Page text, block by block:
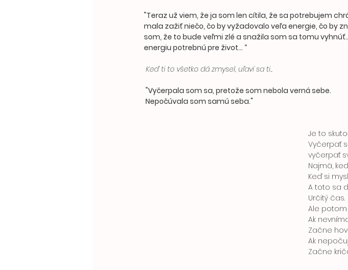
"Teraz už viem, že ja som len cítila, že sa potrebujem
mala zažiť niečo, čo by vyžadovalo veľa energie, čo by
som, že to bude veľmi zlé a snažila som sa tomu
energiu potrebnú pre život... “
Keď ti to všetko dá zmysel, uľaví sa ti..
"Vyčerpala som sa, pretože som nebola verná sebe.
Nepočúvala som samú seba."
Je to
Vyčerpať
vyčerpať
Najmä,
Keď si
A toto sa
Určitý čas.
Ale
Ak
Začne
Ak
Začne